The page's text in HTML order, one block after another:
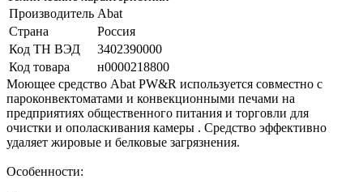
Производитель Abat
Страна
Россия
Код ТН ВЭД
3402390000
Код товара
н0000218800
Моющее средство Abat PW&R используется совместно с
пароконвектоматами и конвекционными печами на
предприятиях общественного питания и торговли для
очистки и ополаскивания камеры . Средство эффективно
удаляет жировые и белковые загрязнения.
Особенности: